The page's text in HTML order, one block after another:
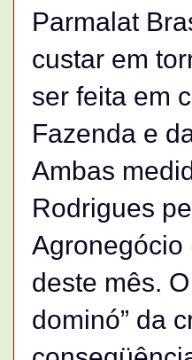
Parmalat
custar em
ser feita em
Fazenda e
Ambas
Rodrigues
Agronegócio
deste mês.
dominó” da